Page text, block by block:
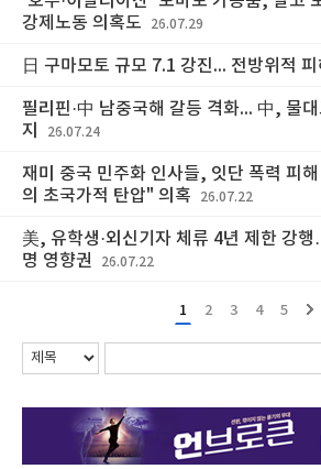
강제노동 의혹도
26.07.29
日 구마모토 규모 7.1 강진... 전방위적
필리핀·中 남중국해 갈등 격화... 中, 물
지
26.07.24
재미 중국 민주화 인사들, 잇단 폭력 피
의 초국가적 탄압" 의혹
26.07.22
美, 유학생·외신기자 체류 4년 제한 강
명 영향권
26.07.22
1 2 3 4 5